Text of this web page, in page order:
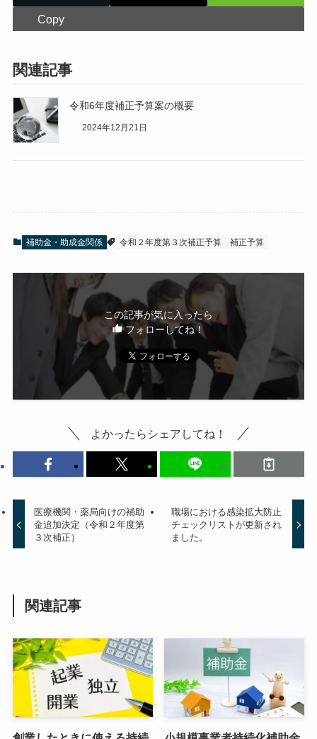
Copy
関連記事
令和6年度補正予算案の概要
2024年12月21日
補助金・助成金関係 令和２年度第３次補正予算 補正予算
この記事が気に入ったら
フォローしてね！
よかったらシェアしてね！
医療機関・薬局向けの補助
金追加決定（令和２年度第
３次補正）
職場における感染拡大防止
チェックリストが更新され
ました。
関連記事